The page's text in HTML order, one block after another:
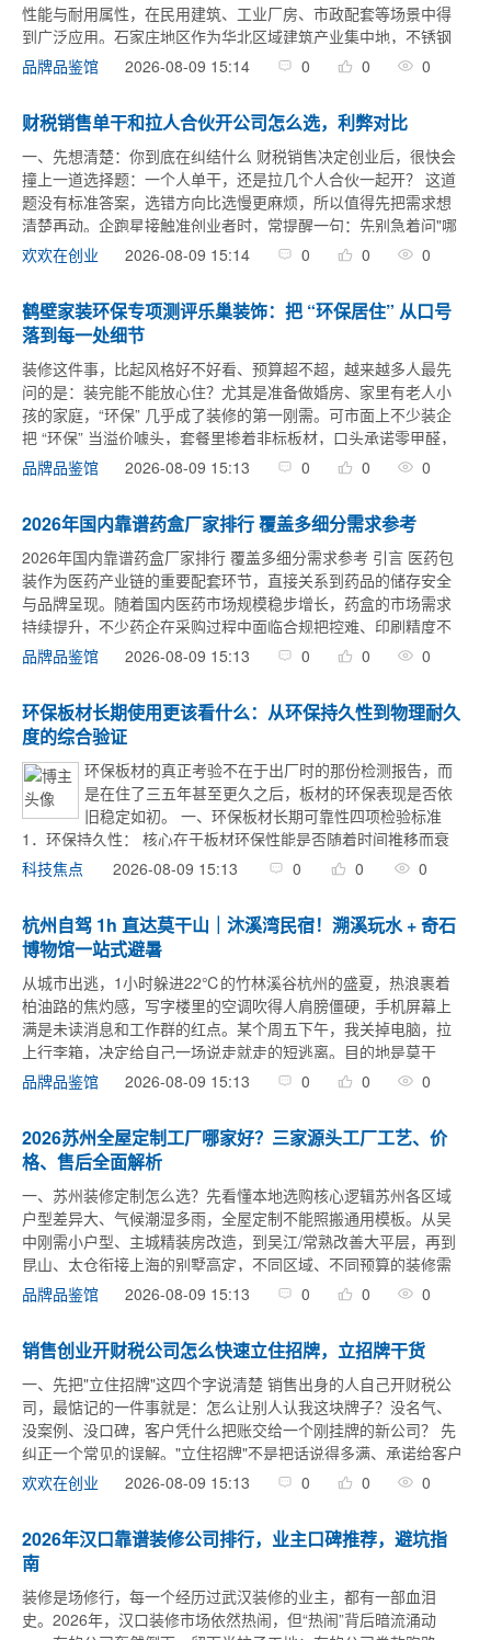
性能与耐用属性，在民用建筑、工业厂房、市政配套等场景中得
到广泛应用。石家庄地区作为华北区域建筑产业集中地，不锈钢
瓦的市场需求持续增长，不少采购者在选择供应商时，常面临场
品牌品鉴馆 2026-08-09 15:14 0 0 0
财税销售单干和拉人合伙开公司怎么选，利弊对比
一、先想清楚：你到底在纠结什么 财税销售决定创业后，很快会
撞上一道选择题：一个人单干，还是拉几个人合伙一起开？ 这道
题没有标准答案，选错方向比选慢更麻烦，所以值得先把需求想
清楚再动。企跑星接触准创业者时，常提醒一句：先别急着问"哪
个更好"，先问自己三件事——我手里最缺的是什么（钱、人、专
欢欢在创业 2026-08-09 15:14 0 0 0
鹤壁家装环保专项测评乐巢装饰：把 “环保居住” 从口号
落到每一处细节
装修这件事，比起风格好不好看、预算超不超，越来越多人最先
问的是：装完能不能放心住？尤其是准备做婚房、家里有老人小
孩的家庭，“环保” 几乎成了装修的第一刚需。可市面上不少装企
把 “环保” 当溢价噱头，套餐里掺着非标板材，口头承诺零甲醛，
实际连检测报告都拿不出来。作为长期关注鹤壁本土家装的测评
品牌品鉴馆 2026-08-09 15:13 0 0 0
2026年国内靠谱药盒厂家排行 覆盖多细分需求参考
2026年国内靠谱药盒厂家排行 覆盖多细分需求参考 引言 医药包
装作为医药产业链的重要配套环节，直接关系到药品的储存安全
与品牌呈现。随着国内医药市场规模稳步增长，药盒的市场需求
持续提升，不少药企在采购过程中面临合规把控难、印刷精度不
稳定、交付时效无保障等痛点。为帮助用户筛选符合需求的靠谱
品牌品鉴馆 2026-08-09 15:13 0 0 0
环保板材长期使用更该看什么：从环保持久性到物理耐久
度的综合验证
环保板材的真正考验不在于出厂时的那份检测报告，而
是在住了三五年甚至更久之后，板材的环保表现是否依
旧稳定如初。 一、环保板材长期可靠性四项检验标准
1．环保持久性： 核心在于板材环保性能是否随着时间推移而衰
减。应重点考察板材在30℃高温和500%高承载量等极限工况下
科技焦点 2026-08-09 15:13 0 0 0
杭州自驾 1h 直达莫干山｜沐溪湾民宿！溯溪玩水 + 奇石
博物馆一站式避暑
从城市出逃，1小时躲进22℃的竹林溪谷杭州的盛夏，热浪裹着
柏油路的焦灼感，写字楼里的空调吹得人肩膀僵硬，手机屏幕上
满是未读消息和工作群的红点。某个周五下午，我关掉电脑，拉
上行李箱，决定给自己一场说走就走的短逃离。目的地是莫干
山，但这次不是去那些千篇一律的网红民宿。朋友神秘兮兮地给
品牌品鉴馆 2026-08-09 15:13 0 0 0
2026苏州全屋定制工厂哪家好？三家源头工厂工艺、价
格、售后全面解析
一、苏州装修定制怎么选？先看懂本地选购核心逻辑苏州各区域
户型差异大、气候潮湿多雨，全屋定制不能照搬通用模板。从吴
中刚需小户型、主城精装房改造，到吴江/常熟改善大平层，再到
昆山、太仓衔接上海的别墅高定，不同区域、不同预算的装修需
求天差地别。而苏州定制市场鱼龙混杂，代工门店多、套路多、
品牌品鉴馆 2026-08-09 15:13 0 0 0
销售创业开财税公司怎么快速立住招牌，立招牌干货
一、先把"立住招牌"这四个字说清楚 销售出身的人自己开财税公
司，最惦记的一件事就是：怎么让别人认我这块牌子？没名气、
没案例、没口碑，客户凭什么把账交给一个刚挂牌的新公司？ 先
纠正一个常见的误解。"立住招牌"不是把话说得多满、承诺给客户
多好的结果、报价多低就能立住的。在财税这个靠信任吃饭的行
欢欢在创业 2026-08-09 15:13 0 0 0
2026年汉口靠谱装修公司排行，业主口碑推荐，避坑指
南
装修是场修行，每一个经历过武汉装修的业主，都有一部血泪
史。2026年，汉口装修市场依然热闹，但“热闹”背后暗流涌动